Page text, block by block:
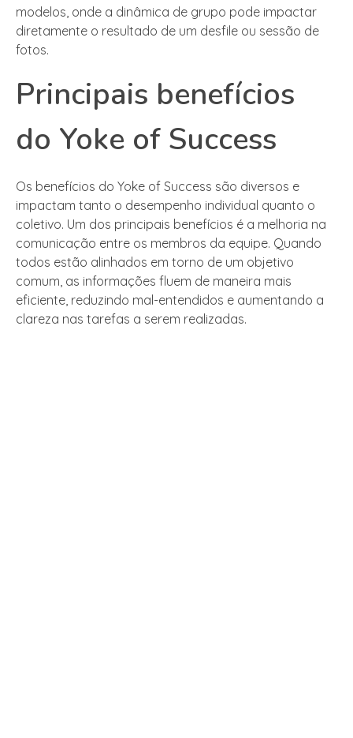
modelos, onde a dinâmica de grupo pode impactar
diretamente o resultado de um desfile ou sessão de
fotos.
Principais benefícios
do Yoke of Success
Os benefícios do Yoke of Success são diversos e
impactam tanto o desempenho individual quanto o
coletivo. Um dos principais benefícios é a melhoria na
comunicação entre os membros da equipe. Quando
todos estão alinhados em torno de um objetivo
comum, as informações fluem de maneira mais
eficiente, reduzindo mal-entendidos e aumentando a
clareza nas tarefas a serem realizadas.